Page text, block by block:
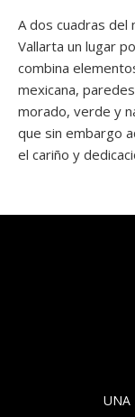
A dos cuadras del
Vallarta un lugar
combina
mexicana,
morado, verde y
que sin embargo
el cariño y
UNA